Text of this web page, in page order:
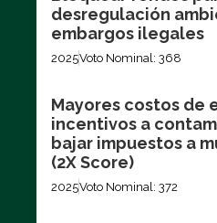
desregulación
embargos ilegales
2025Voto Nominal: 368
Mayores costos de
incentivos a
bajar impuestos a
(2X Score)
2025Voto Nominal: 372